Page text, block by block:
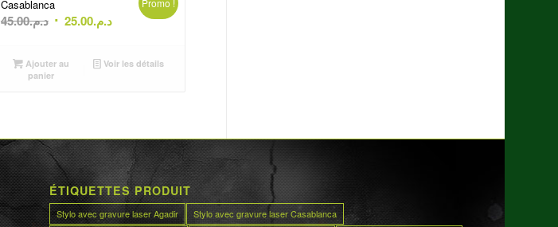
Casablanca
د.م.45.00
Le
initial
était :
د.م.25.00
Le
actuel
Promo !
Ajouter au
panier
Voir les détails
ÉTIQUETTES PRODUIT
Stylo avec gravure laser Agadir
Stylo avec gravure laser Casablanca